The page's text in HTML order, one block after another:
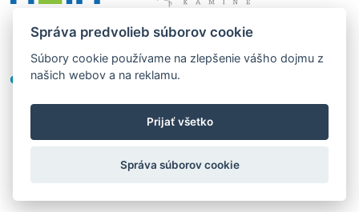
Správa predvolieb súborov cookie
Súbory cookie používame na zlepšenie vášho dojmu z
našich webov a na reklamu.
Prijať všetko
Správa súborov cookie